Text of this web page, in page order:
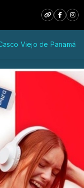
Viejo de Panamá